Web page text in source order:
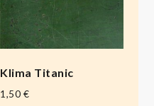
Klima Titanic
1,50 €